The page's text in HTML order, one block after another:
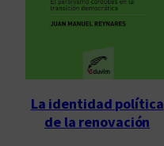
La identidad política
de la renovación